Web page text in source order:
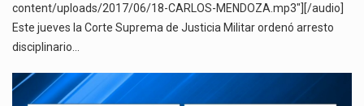
content/uploads/2017/06/18-CARLOS-MENDOZA.mp3"][/audio]
Este jueves la Corte Suprema de Justicia Militar ordenó arresto
disciplinario…